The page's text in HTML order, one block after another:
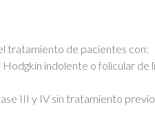
tratamiento de pacientes con:
indolente o folicular de
III y IV sin tratamiento